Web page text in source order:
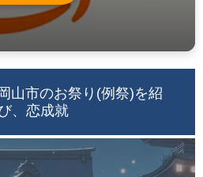
山市のお祭り(例祭)を紹
、恋成就